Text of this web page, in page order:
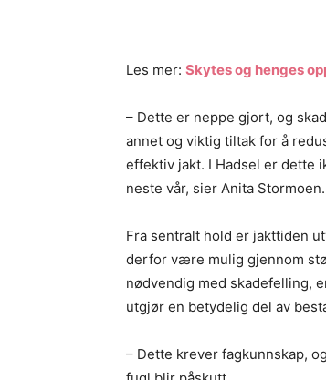
Les mer: Skytes og henges
– Dette er neppe gjort, og
annet og viktig tiltak for å
effektiv jakt. I Hadsel er dette
neste vår, sier Anita Stormoen.
Fra sentralt hold er jakttiden
derfor være mulig gjennom
nødvendig med skadefelling,
utgjør en betydelig del av
– Dette krever fagkunnskap,